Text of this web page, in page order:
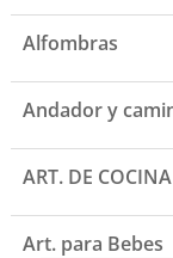
la
página
de
Alfombras
Andador y
ART. DE COCINA
Art. para Bebes